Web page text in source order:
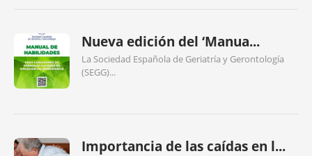
Nueva edición del ‘Manua...
La Sociedad Española de Geriatría y Gerontología
(SEGG)...
Importancia de las caídas en l...